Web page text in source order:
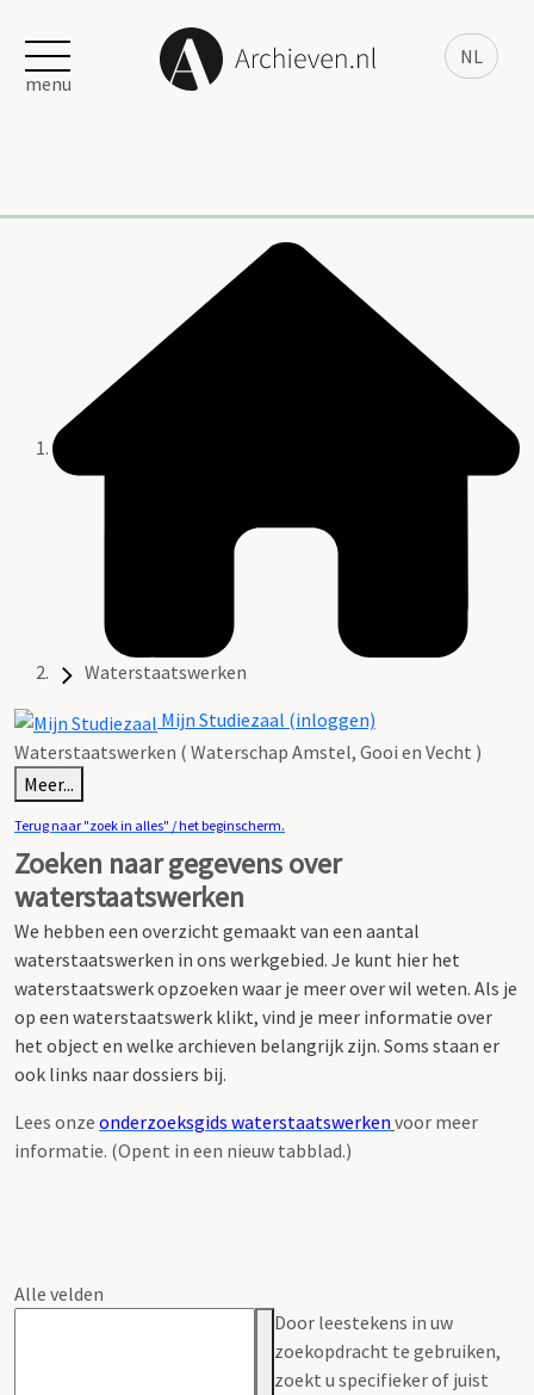
NL
menu
Waterstaatswerken
Mijn Studiezaal (inloggen)
Waterstaatswerken ( Waterschap Amstel, Gooi en Vecht )
Meer...
Terug naar "zoek in alles" / het beginscherm.
Zoeken naar gegevens over
waterstaatswerken
We hebben een overzicht gemaakt van een aantal
waterstaatswerken in ons werkgebied. Je kunt hier het
waterstaatswerk opzoeken waar je meer over wil weten. Als je
op een waterstaatswerk klikt, vind je meer informatie over
het object en welke archieven belangrijk zijn. Soms staan er
ook links naar dossiers bij.
Lees onze onderzoeksgids waterstaatswerken voor meer
informatie. (Opent in een nieuw tabblad.)
Alle velden
Door leestekens in uw
zoekopdracht te gebruiken,
zoekt u specifieker of juist